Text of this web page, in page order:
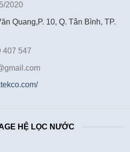
2020
Quang,P. 10, Q. Tân Bình, TP.
407 547
HỆ LỌC NƯỚC